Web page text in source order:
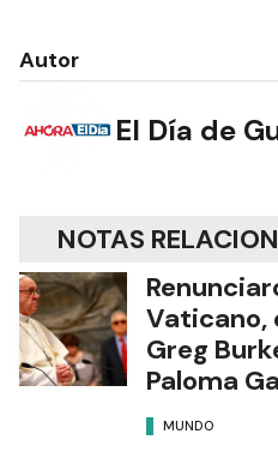
Autor
El Día de
NOTAS
Vaticano,
Greg
Paloma
MUNDO